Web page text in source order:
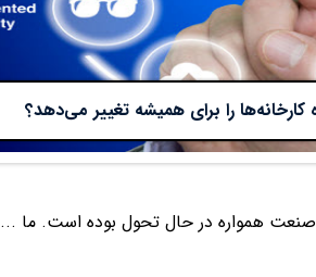
را برای همیشه تغییر می‌دهد؟
صنعت همواره در حال تحول بوده است. ما ...